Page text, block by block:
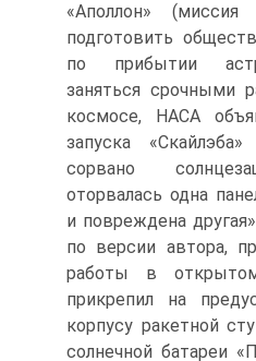
«Аполлон» (миссия
подготовить
по прибытии
заняться срочными
космосе, НАСА
запуска
сорвано
оторвалась одна
и повреждена
по версии автора,
работы в
прикрепил на
корпусу ракетной
солнечной батареи